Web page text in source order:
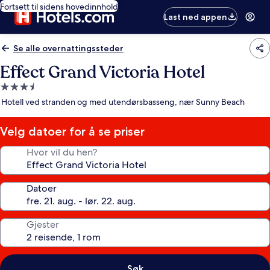
Fortsett til sidens hovedinnhold
Last ned appen
Se alle overnattingssteder
Effect Grand Victoria Hotel
Overnattingssted
med
stjerner
Hotell ved stranden og med utendørsbasseng, nær Sunny Beach
Velg datoer for å se priser
Hvor vil du hen?
Datoer
Gjester